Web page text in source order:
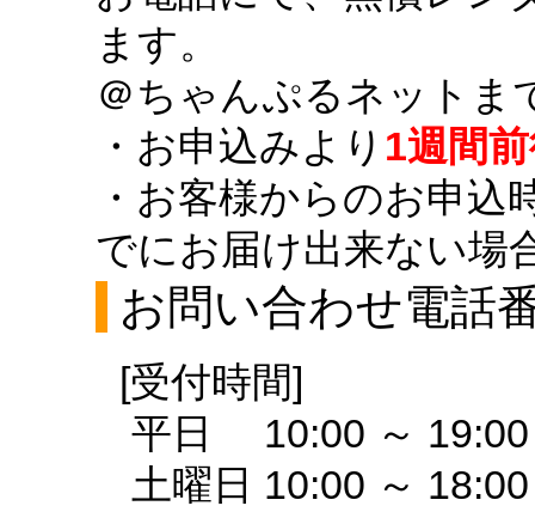
ます。
＠ちゃんぷるネットま
・お申込みより 1週間
・お客様からのお申込
でにお届け出来ない場
お問い合わせ電話
[受付時間]
平日 10:00 ～ 19:00
土曜日 10:00 ～ 18:00